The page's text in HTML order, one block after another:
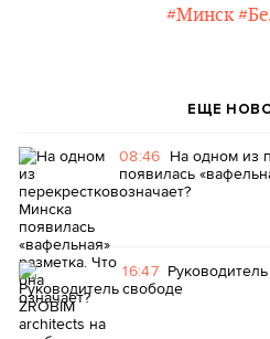
#Минск
ЕЩЕ
08:46 На одном из
появилась
означает?
16:47
свободе